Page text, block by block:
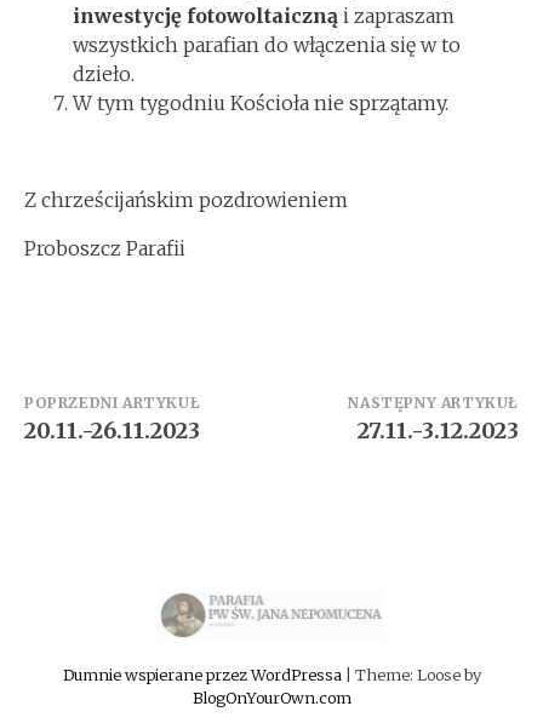
inwestycję fotowoltaiczną i zapraszam
wszystkich parafian do włączenia się w to
dzieło.
W tym tygodniu Kościoła nie sprzątamy.
Z chrześcijańskim pozdrowieniem
Proboszcz Parafii
Zobacz
wpisy
POPRZEDNI ARTYKUŁ
20.11.-26.11.2023
NASTĘPNY ARTYKUŁ
27.11.-3.12.2023
Dumnie wspierane przez WordPressa
Theme: Loose by
BlogOnYourOwn.com